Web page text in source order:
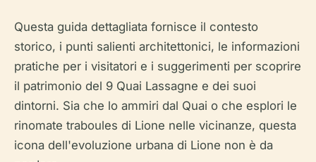
Questa guida dettagliata fornisce il contesto
storico, i punti salienti architettonici, le informazioni
pratiche per i visitatori e i suggerimenti per scoprire
il patrimonio del 9 Quai Lassagne e dei suoi
dintorni. Sia che lo ammiri dal Quai o che esplori le
rinomate traboules di Lione nelle vicinanze, questa
icona dell'evoluzione urbana di Lione non è da